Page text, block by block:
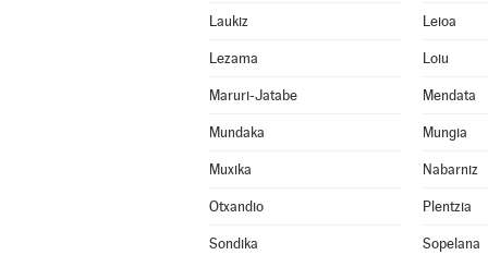
Laukiz Leioa
Lezama Loiu
Maruri-Jatabe Mendata
Mundaka Mungia
Muxika Nabarniz
Otxandio Plentzia
Sondika Sopelana